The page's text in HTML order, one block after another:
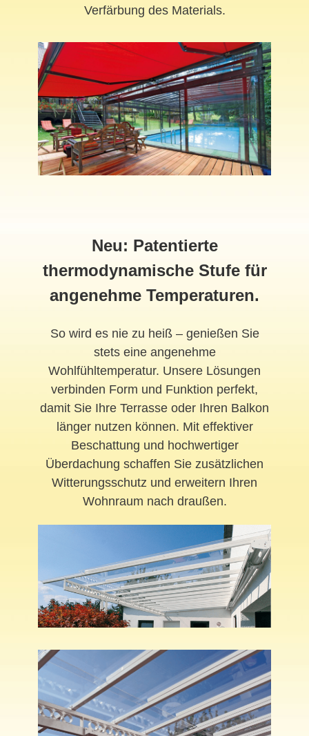
Verfärbung des Materials.
Neu: Patentierte
thermodynamische Stufe für
angenehme Temperaturen.
So wird es nie zu heiß – genießen Sie
stets eine angenehme
Wohlfühltemperatur. Unsere Lösungen
verbinden Form und Funktion perfekt,
damit Sie Ihre Terrasse oder Ihren Balkon
länger nutzen können. Mit effektiver
Beschattung und hochwertiger
Überdachung schaffen Sie zusätzlichen
Witterungsschutz und erweitern Ihren
Wohnraum nach draußen.